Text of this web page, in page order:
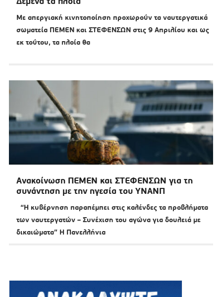
Με απεργιακή κινητοποίηση προχωρούν τα ναυτεργατικά
σωματεία ΠΕΜΕΝ και ΣΤΕΦΕΝΣΩΝ στις 9 Απριλίου και ως
εκ τούτου, τα πλοία θα
Ανακοίνωση ΠΕΜΕΝ και ΣΤΕΦΕΝΣΩΝ για τη
συνάντηση με την ηγεσία του ΥΝΑΝΠ
“Η κυβέρνηση παραπέμπει στις καλένδες τα προβλήματα
των ναυτεργατών – Συνέχιση του αγώνα για δουλειά με
δικαιώματα” Η Πανελλήνια